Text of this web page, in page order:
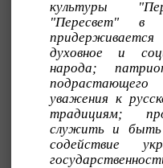
культуры
"Пересвет" в
придерживается
духовное и
народа;
уважения к
традициям;
служить и быть
содействие